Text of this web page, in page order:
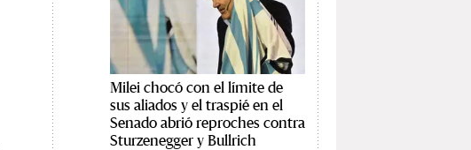
Milei chocó con el límite de
sus aliados y el traspié en el
Senado abrió reproches contra
Sturzenegger y Bullrich